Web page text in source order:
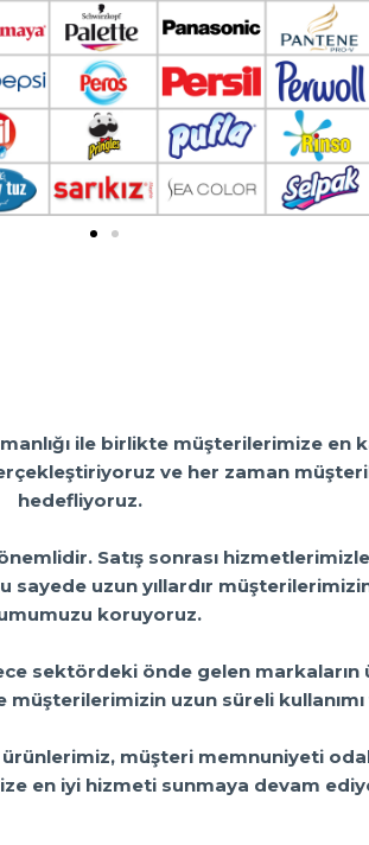
ile birlikte müşterilerimize en
ve her zaman
hedefliyoruz.
Satış sonrası
sayede uzun yıllardır
koruyoruz.
sektördeki önde gelen markaların
uzun süreli
müşteri memnuniyeti
en iyi hizmeti sunmaya devam